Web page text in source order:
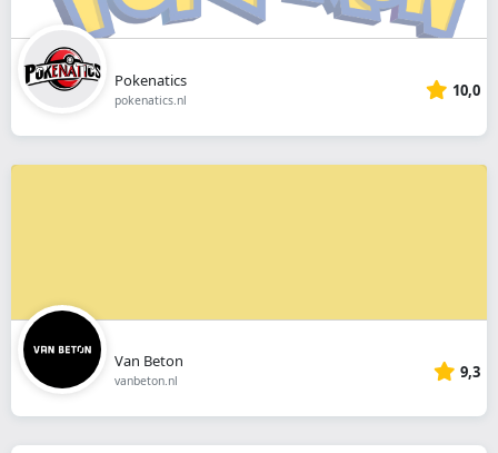
Pokenatics
pokenatics.nl 10,0
Van Beton
vanbeton.nl 9,3